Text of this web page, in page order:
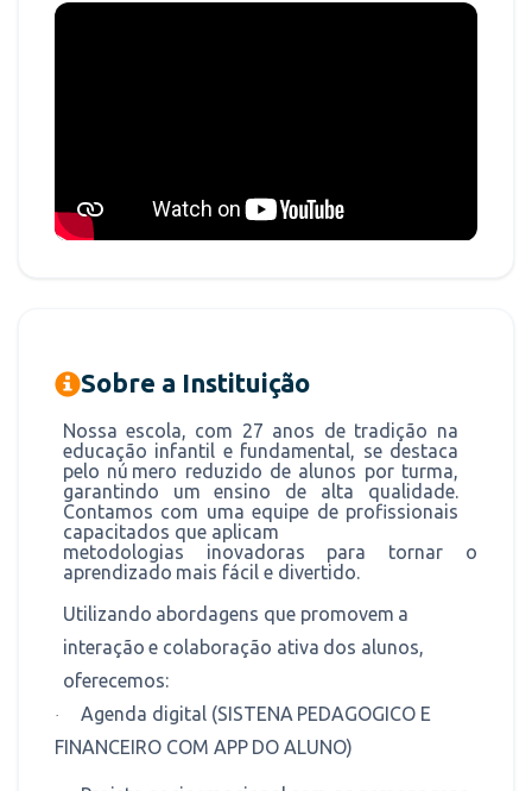
Sobre a Instituição
Nossa escola, com 27 anos de tradição na
educação infantil e fundamental, se destaca
pelo nú mero reduzido de alunos por turma,
garantindo um ensino de alta qualidade.
Contamos com uma equipe de profissionais
capacitados que aplicam
metodologias
inovadoras para tornar
o
aprendizado mais fácil e divertido.
Utilizando abordagens que promovem a
interação e colaboração ativa dos alunos,
oferecemos:
· Agenda digital (SISTENA PEDAGOGICO E
FINANCEIRO COM APP DO ALUNO)